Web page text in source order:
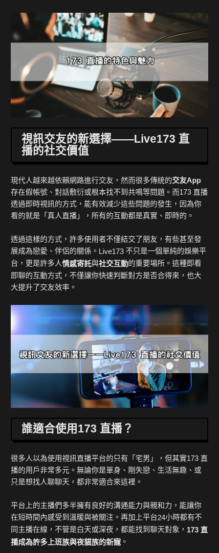
視訊交友的新選擇——Live173 直
播的社交價值
現代人越來越依賴網路進行交友，然而很多傳統的交友App
存在假帳號、對話敷衍或根本找不到共鳴等問題。而173 直播
透過即時視訊的方式，能有效減少這些問題的發生，因為你
看的就是「真人直播」，所有的互動都是真實、即時的。
透過這樣的方式，許多使用者不僅結交了朋友，有些甚至發
展成為戀愛、伴侶的關係。 Live173不只是一個單純的娛樂平
台，更是許多人情感寄託與社交互動的重要場所。這種即看
即聊的互動方式，不僅讓你快速判斷對方是否合得來，也大
大提升了交友效率。
誰適合使用173 直播？
很多人以為使用視訊直播平台的只有「宅男」，但其實173 直
播的用戶非常多元。無論你是單身、剛失戀、生活無趣、或
只是想找人聊聊天，都非常適合來這裡。
平台上的主播們多半擁有良好的溝通能力與親和力，能讓你
在短時間內感受到溫暖與被關注。再加上平台24小時都有不
同主播在線，不管是白天或深夜，都能找到聊天對象， 173 直
播成為許多上班族與夜貓族的新寵 。